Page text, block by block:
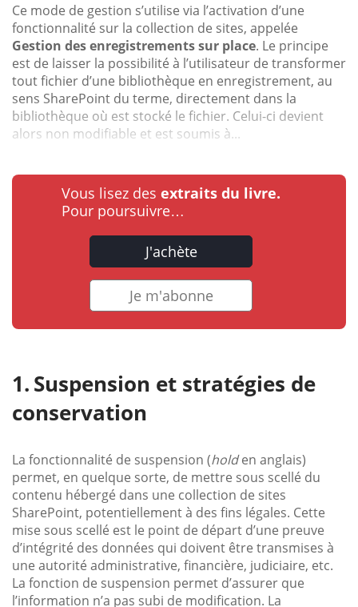
Ce mode de gestion s’utilise via l’activation d’une
fonctionnalité sur la collection de sites, appelée
Gestion des enregistrements sur place. Le principe
est de laisser la possibilité à l’utilisateur de transformer
tout fichier d’une bibliothèque en enregistrement, au
sens SharePoint du terme, directement dans la
bibliothèque où est stocké le fichier. Celui-ci devient
alors non modifiable et est soumis à...
Vous lisez des extraits du livre.
Pour poursuivre…
J'achète
Je m'abonne
Suspension et stratégies de
conservation
La fonctionnalité de suspension (holden anglais)
permet, en quelque sorte, de mettre sous scellé du
contenu hébergé dans une collection de sites
SharePoint, potentiellement à des fins légales. Cette
mise sous scellé est le point de départ d’une preuve
d’intégrité des données qui doivent être transmises à
une autorité administrative, financière, judiciaire, etc.
La fonction de suspension permet d’assurer que
l’information n’a pas subi de modification. La